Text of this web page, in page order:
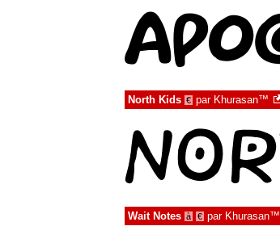
North Kids € par Khurasan™
Wait Notes à € par Khurasan™